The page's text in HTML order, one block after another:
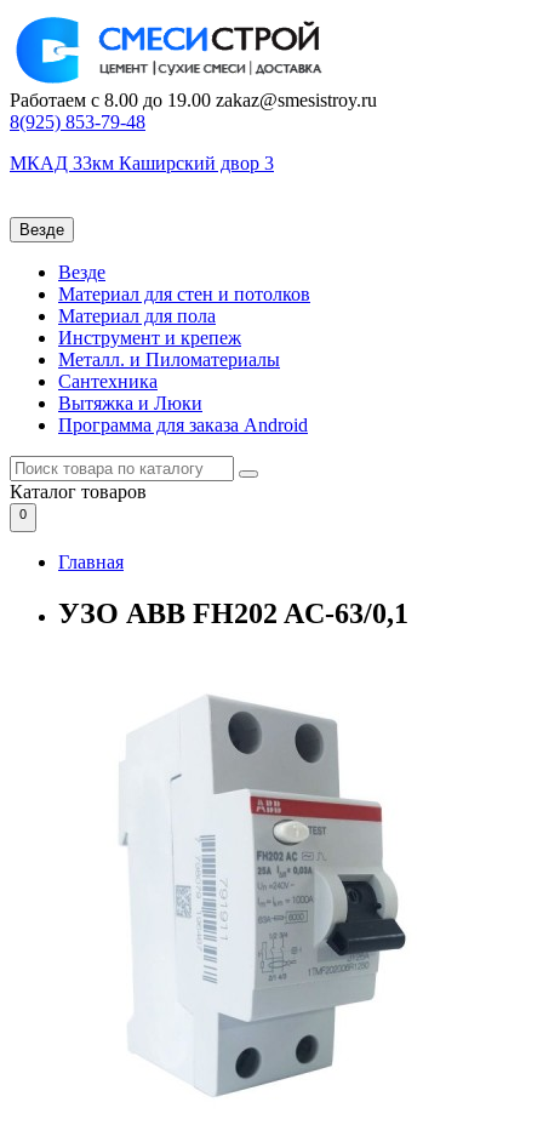
Работаем с 8.00 до 19.00 zakaz@smesistroy.ru
8(925) 853-79-48
МКАД 33км Каширский двор 3
Везде
Везде
Материал для стен и потолков
Материал для пола
Инструмент и крепеж
Металл. и Пиломатериалы
Сантехника
Вытяжка и Люки
Программа для заказа Android
Каталог товаров
0
Главная
УЗО АВВ FH202 AC-63/0,1